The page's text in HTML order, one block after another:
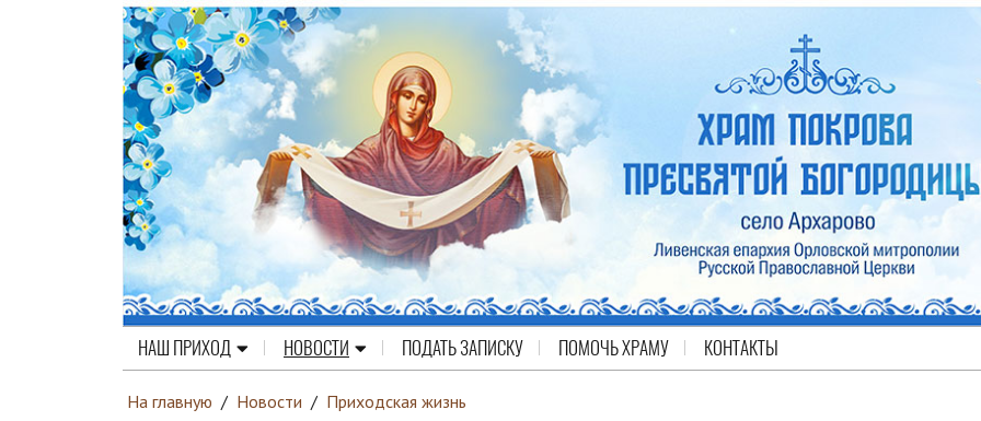
НАШ ПРИХОД НОВОСТИ ПОДАТЬ ЗАПИСКУ ПОМОЧЬ ХРАМУ КОНТАКТЫ
На главную / Новости / Приходская жизнь